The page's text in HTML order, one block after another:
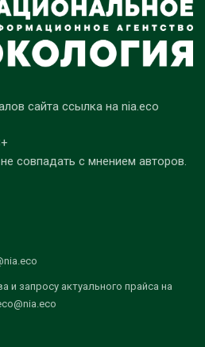
сайта ссылка на nia.eco
совпадать с мнением авторов.
и запросу актуального прайса на